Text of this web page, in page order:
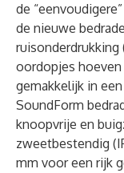
de
de nieuwe
ruisonderdrukking
oordopjes
gemakkelijk in
SoundForm
knoopvrije en
zweetbestendig
mm voor een rijk